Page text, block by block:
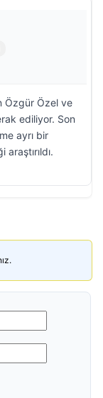
Özgür Özel ve
ediliyor. Son
ayrı bir